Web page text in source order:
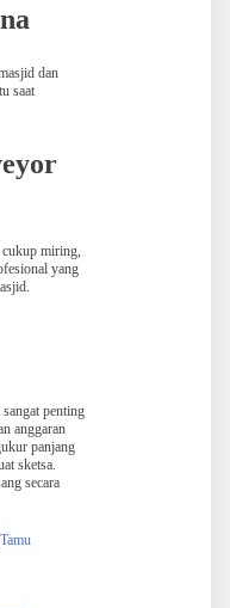
dan
saat
cukup miring,
yang
penting
anggaran
panjang
sketsa.
secara